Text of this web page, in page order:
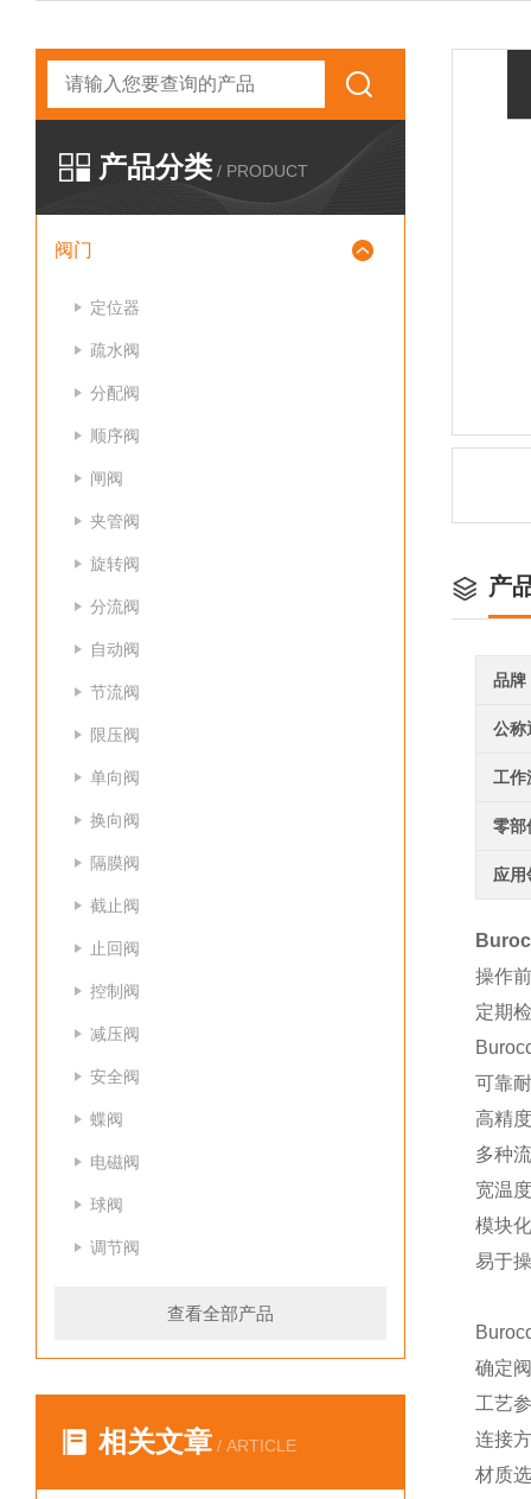
产品分类 / PRODUCT
阀门
定位器
疏水阀
分配阀
顺序阀
闸阀
夹管阀
旋转阀
分流阀
自动阀
节流阀
限压阀
单向阀
换向阀
隔膜阀
截止阀
止回阀
控制阀
减压阀
安全阀
蝶阀
电磁阀
球阀
调节阀
查看全部产品
相关文章 / ARTICLE
产
品牌
公称
工作
零部
应用
操作
定期
可靠
高精
多种
宽温
模块
易于
确定
工艺
连接
材质